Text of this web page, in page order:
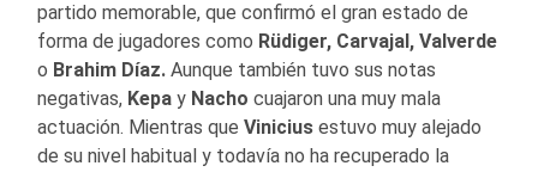
partido memorable, que confirmó el gran estado de
forma de jugadores como Rüdiger, Carvajal, Valverde
o Brahim Díaz. Aunque también tuvo sus notas
negativas, Kepa y Nacho cuajaron una muy mala
actuación. Mientras que Vinicius estuvo muy alejado
de su nivel habitual y todavía no ha recuperado la